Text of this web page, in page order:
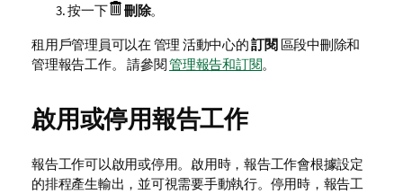
按一下
刪除。
租用戶管理員可以在 管理 活動中心的訂閱區段中刪除和
管理報告工作。 請參閱管理報告和訂閱。
啟用或停用報告工作
報告工作可以啟用或停用。啟用時，報告工作會根據設定
的排程產生輸出，並可視需要手動執行。停用時，報告工